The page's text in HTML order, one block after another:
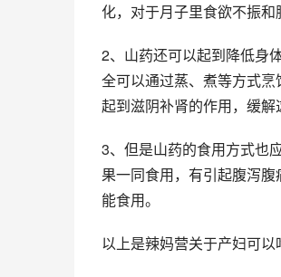
化，对于月子里食欲不振
2、山药还可以起到降低身
全可以通过蒸、煮等方式
起到滋阴补肾的作用，缓解
3、但是山药的食用方式也
果一同食用，有引起腹泻
能食用。
以上是辣妈营关于产妇可以